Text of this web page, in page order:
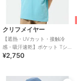
クリフメイヤー
【遮熱・UVカット・接触冷
感・吸汗速乾】ポケット Tシャ
ツ 120cm～170cm
¥2,750